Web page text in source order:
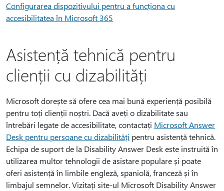
Configurarea dispozitivului pentru a funcționa cu
accesibilitatea în Microsoft 365
Asistență tehnică pentru
clienții cu dizabilități
Microsoft dorește să ofere cea mai bună experiență posibilă
pentru toți clienții noștri. Dacă aveți o dizabilitate sau
întrebări legate de accesibilitate, contactați Microsoft Answer
Desk pentru persoane cu dizabilități pentru asistență tehnică.
Echipa de suport de la Disability Answer Desk este instruită în
utilizarea multor tehnologii de asistare populare și poate
oferi asistență în limbile engleză, spaniolă, franceză și în
limbajul semnelor. Vizitați site-ul Microsoft Disability Answer